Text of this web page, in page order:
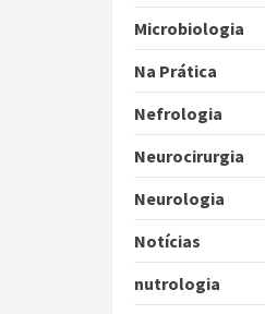
Microbiologia
Na Prática
Nefrologia
Neurocirurgia
Neurologia
Notícias
nutrologia